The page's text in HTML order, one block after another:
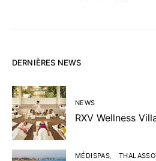
DERNIÈRES NEWS
NEWS
RXV Wellness
MÉDISPAS